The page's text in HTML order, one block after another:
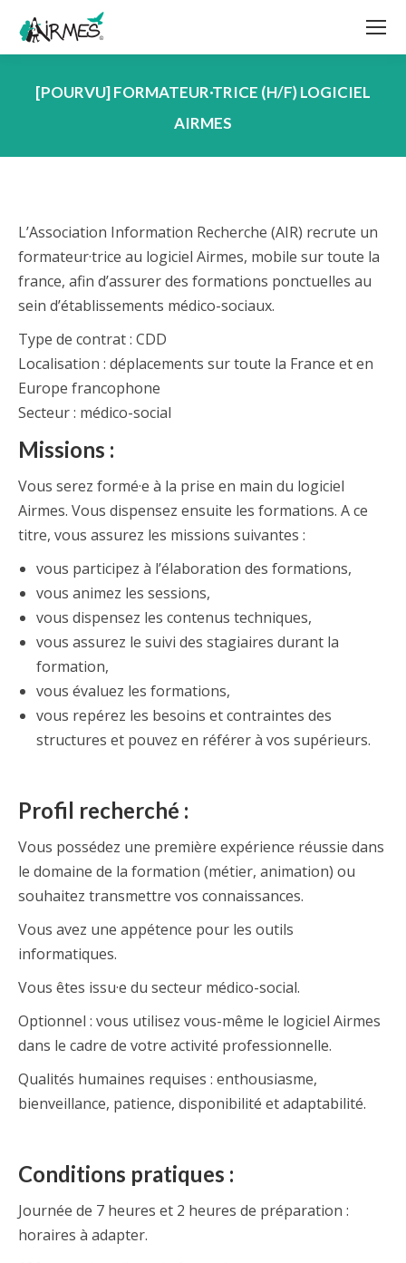
[POURVU] FORMATEUR·TRICE (H/F) LOGICIEL
AIRMES
L’Association Information Recherche (AIR) recrute un
formateur·trice au logiciel Airmes, mobile sur toute la
france, afin d’assurer des formations ponctuelles au
sein d’établissements médico-sociaux.
Type de contrat : CDD
Localisation : déplacements sur toute la France et en
Europe francophone
Secteur : médico-social
Missions :
Vous serez formé·e à la prise en main du logiciel
Airmes. Vous dispensez ensuite les formations. A ce
titre, vous assurez les missions suivantes :
vous participez à l’élaboration des formations,
vous animez les sessions,
vous dispensez les contenus techniques,
vous assurez le suivi des stagiaires durant la
formation,
vous évaluez les formations,
vous repérez les besoins et contraintes des
structures et pouvez en référer à vos supérieurs.
Profil recherché :
Vous possédez une première expérience réussie dans
le domaine de la formation (métier, animation) ou
souhaitez transmettre vos connaissances.
Vous avez une appétence pour les outils
informatiques.
Vous êtes issu·e du secteur médico-social.
Optionnel : vous utilisez vous-même le logiciel Airmes
dans le cadre de votre activité professionnelle.
Qualités humaines requises : enthousiasme,
bienveillance, patience, disponibilité et adaptabilité.
Conditions pratiques :
Journée de 7 heures et 2 heures de préparation :
horaires à adapter.